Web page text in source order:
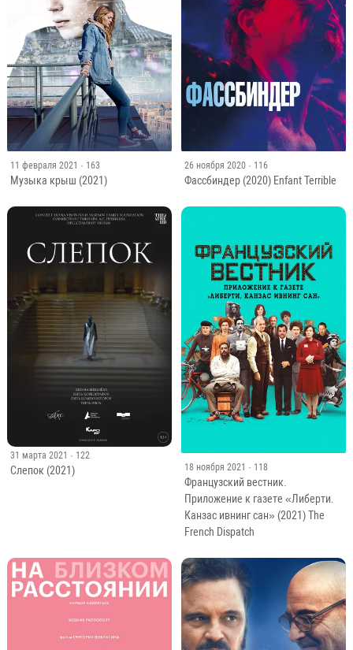
11 февраля 2021 · 163
Музыка крыш (2021)
26 ноября 2020 · 116
Фассбиндер (2020) Enfant Terrible
31 марта 2021 · 122
Слепок (2021) 18 ноября 2021 · 118
Французский вестник.
Приложение к газете «Либерти.
Канзас ивнинг сан» (2021) The
French Dispatch